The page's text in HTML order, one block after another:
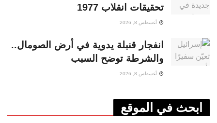
تحقيقات انقلاب 1977
أغسطس 8, 2026
انفجار قنبلة يدوية في أرض الصومال..
والشرطة توضح السبب
أغسطس 8, 2026
ابحث في الموقع